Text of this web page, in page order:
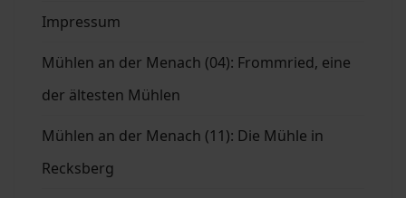
Impressum
Mühlen an der Menach (04): Frommried, eine
der ältesten Mühlen
Mühlen an der Menach (11): Die Mühle in
Recksberg